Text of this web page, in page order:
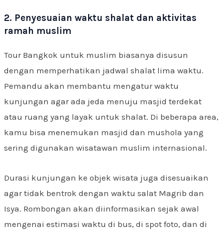
2. Penyesuaian waktu shalat dan aktivitas
ramah muslim
Tour Bangkok untuk muslim biasanya disusun
dengan memperhatikan jadwal shalat lima waktu.
Pemandu akan membantu mengatur waktu
kunjungan agar ada jeda menuju masjid terdekat
atau ruang yang layak untuk shalat. Di beberapa area,
kamu bisa menemukan masjid dan mushola yang
sering digunakan wisatawan muslim internasional.
Durasi kunjungan ke objek wisata juga disesuaikan
agar tidak bentrok dengan waktu salat Magrib dan
Isya. Rombongan akan diinformasikan sejak awal
mengenai estimasi waktu di bus, di spot foto, dan di